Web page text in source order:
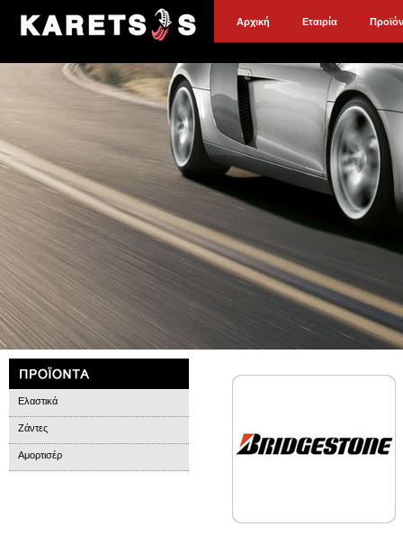
Αρχική Εταιρία
Ελαστικά
Ζάντες
Αμορτισέρ